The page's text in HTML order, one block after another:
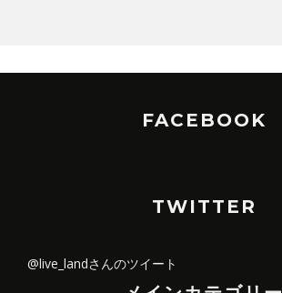
FACEBOOK
TWITTER
@live_landさんのツイート